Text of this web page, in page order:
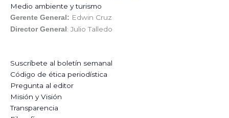
Medio ambiente y turismo
Gerente General: Edwin Cruz
Director General : Julio Talledo
Suscríbete al boletín semanal
Código de ética periodística
Pregunta al editor
Misión y Visión
Transparencia